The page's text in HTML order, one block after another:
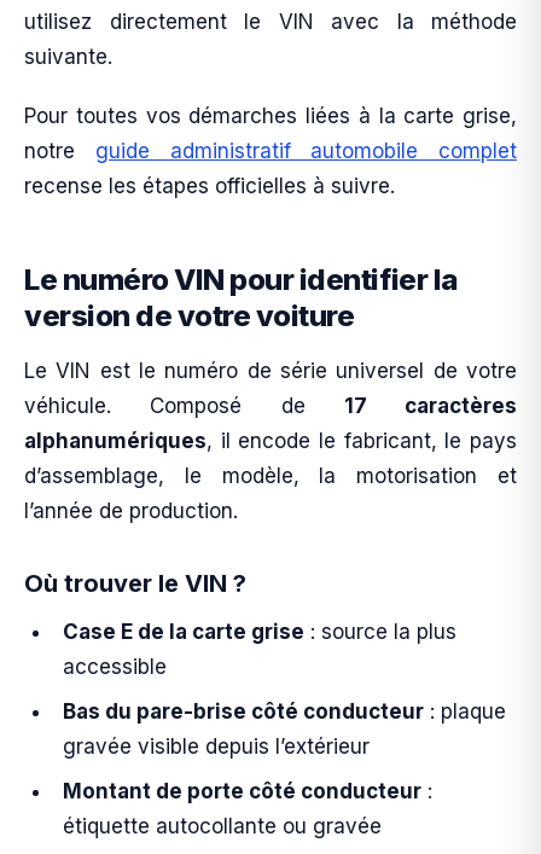
utilisez directement le VIN avec la méthode
suivante.
Pour toutes vos démarches liées à la carte grise,
notre guide administratif automobile complet
recense les étapes officielles à suivre.
Le numéro VIN pour identifier la
version de votre voiture
Le VIN est le numéro de série universel de votre
véhicule. Composé de 17 caractères
alphanumériques, il encode le fabricant, le pays
d’assemblage, le modèle, la motorisation et
l’année de production.
Où trouver le VIN ?
Case E de la carte grise : source la plus
accessible
Bas du pare-brise côté conducteur : plaque
gravée visible depuis l’extérieur
Montant de porte côté conducteur :
étiquette autocollante ou gravée